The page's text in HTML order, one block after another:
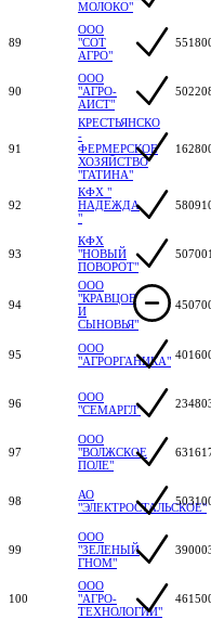
МОЛОКО"
89
ООО
"СОТ
АГРО"
90
ООО
"АГРО-
АИСТ"
91
КРЕСТЬЯНСКО
-
ФЕРМЕРСКОЕ
ХОЗЯЙСТВО
"ГАТИНА"
92
КФХ "
НАДЕЖДА
"
93
КФХ
"НОВЫЙ
ПОВОРОТ"
94
ООО
"КРАВЦОВ
И
СЫНОВЬЯ"
95
ООО
"АГРОРГАНИКА"
96
ООО
"СЕМАРГЛ"
97
ООО
"ВОЛЖСКОЕ
ПОЛЕ"
98
АО
"ЭЛЕКТРОСТАЛЬСКОЕ"
99
ООО
"ЗЕЛЕНЫЙ
ГНОМ"
100
ООО
"АГРО-
ТЕХНОЛОГИИ"